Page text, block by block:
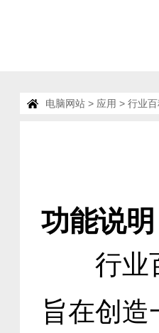
电脑网站 > 应用 > 行业
功能说明
行业百
旨在创